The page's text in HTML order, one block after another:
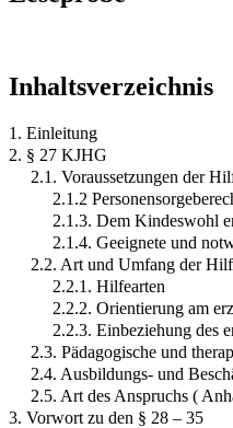
Inhaltsverzeichnis
1. Einleitung
2. § 27 KJHG
2.1. Voraussetzungen der
2.1.2
2.1.3. Dem Kindeswohl
2.1.4. Geeignete und
2.2. Art und Umfang der
2.2.1. Hilfearten
2.2.2. Orientierung am
2.2.3. Einbeziehung des
2.3. Pädagogische und
2.4. Ausbildungs- und
2.5. Art des Anspruchs (
3. Vorwort zu den § 28 – 35